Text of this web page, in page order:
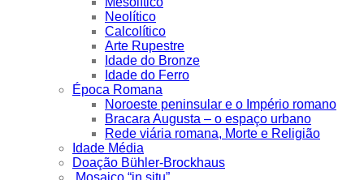
Neolítico
Calcolítico
Arte Rupestre
Idade do Bronze
Idade do Ferro
Época Romana
Noroeste peninsular e o Império romano
Bracara Augusta – o espaço urbano
Rede viária romana, Morte e Religião
Idade Média
Doação Bühler-Brockhaus
Mosaico “in situ”